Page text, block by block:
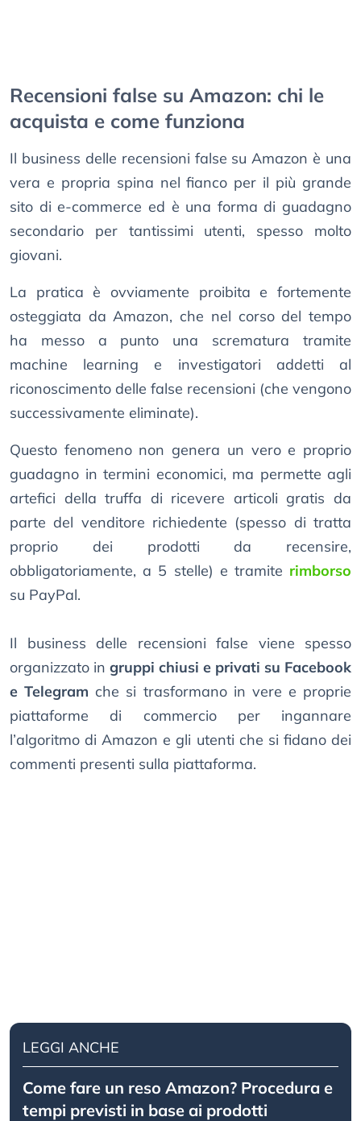
Recensioni false su Amazon: chi le
acquista e come funziona
Il business delle recensioni false su Amazon è una
vera e propria spina nel fianco per il più grande
sito di e-commerce ed è una forma di guadagno
secondario per tantissimi utenti, spesso molto
giovani.
La pratica è ovviamente proibita e fortemente
osteggiata da Amazon, che nel corso del tempo
ha messo a punto una scrematura tramite
machine learning e investigatori addetti al
riconoscimento delle false recensioni (che vengono
successivamente eliminate).
Questo fenomeno non genera un vero e proprio
guadagno in termini economici, ma permette agli
artefici della truffa di ricevere articoli gratis da
parte del venditore richiedente (spesso di tratta
proprio dei prodotti da recensire,
obbligatoriamente, a 5 stelle) e tramite rimborso
su PayPal.
Il business delle recensioni false viene spesso
organizzato in gruppi chiusi e privati su Facebook
e Telegram che si trasformano in vere e proprie
piattaforme di commercio per ingannare
l’algoritmo di Amazon e gli utenti che si fidano dei
commenti presenti sulla piattaforma.
LEGGI ANCHE
Come fare un reso Amazon? Procedura e
tempi previsti in base ai prodotti